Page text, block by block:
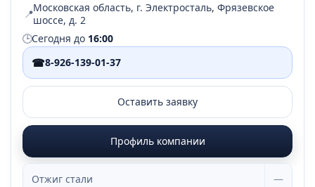
📍Московская область, г. Электросталь, Фрязевское
шоссе, д. 2
🕒Сегодня до 16:00
☎8-926-139-01-37
Оставить заявку
Профиль компании
Отжиг стали —